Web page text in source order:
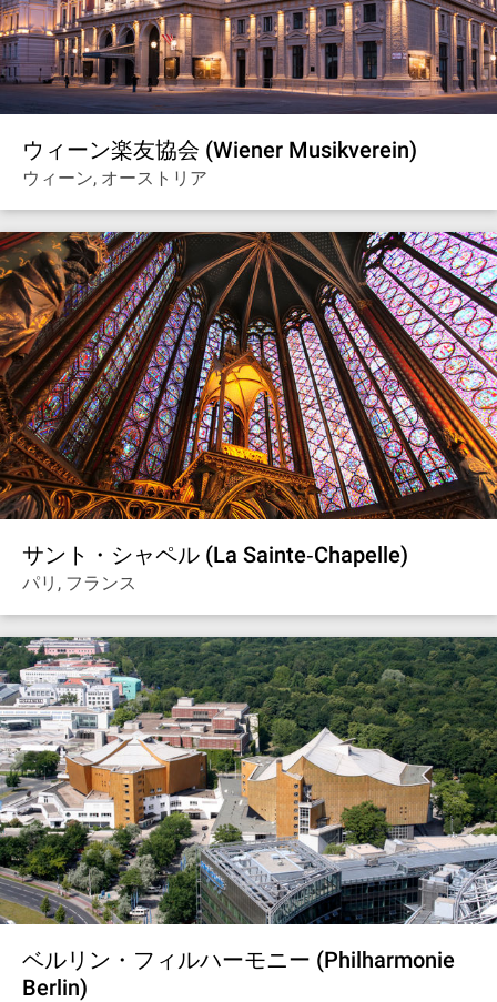
ウィーン楽友協会 (Wiener Musikverein)
ウィーン, オーストリア
サント・シャペル (La Sainte‐Chapelle)
パリ, フランス
ベルリン・フィルハーモニー (Philharmonie
Berlin)